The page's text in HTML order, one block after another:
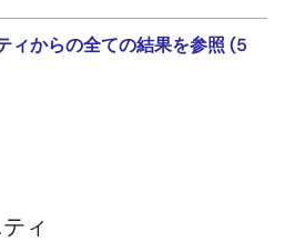
ィからの全ての結果を参照 (5
ィ